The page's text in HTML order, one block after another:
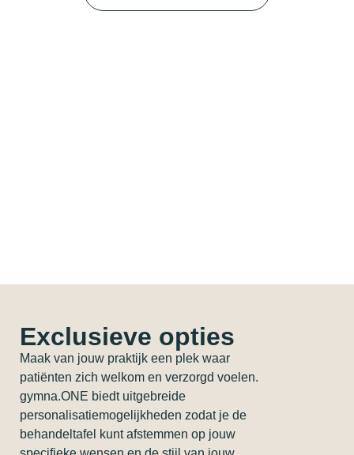
Exclusieve opties
Maak van jouw praktijk een plek waar
patiënten zich welkom en verzorgd voelen.
gymna.ONE biedt uitgebreide
personalisatiemogelijkheden zodat je de
behandeltafel kunt afstemmen op jouw